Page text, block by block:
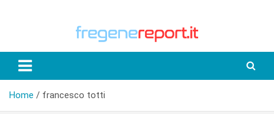
Home francesco totti